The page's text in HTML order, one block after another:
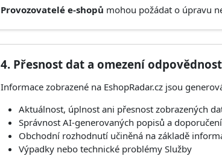
Provozovatelé e-shopů mohou požádat o úpravu
4. Přesnost dat a omezení
Informace zobrazené na EshopRadar.cz jsou
Aktuálnost, úplnost ani přesnost zobrazených
Správnost AI-generovaných popisů a doporučení
Obchodní rozhodnutí učiněná na základě
Výpadky nebo technické problémy Služby